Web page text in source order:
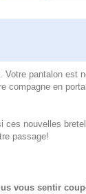
Votre pantalon est
compagne en
ces nouvelles
passage!
vous sentir